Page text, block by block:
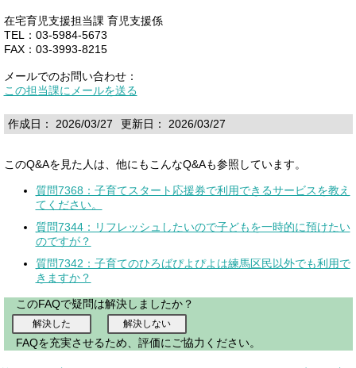
在宅育児支援担当課 育児支援係
TEL：03-5984-5673
FAX：03-3993-8215
メールでのお問い合わせ：
この担当課にメールを送る
作成日： 2026/03/27 更新日： 2026/03/27
このQ&Aを見た人は、他にもこんなQ&Aも参照しています。
質問7368：子育てスタート応援券で利用できるサービスを教え
てください。
質問7344：リフレッシュしたいので子どもを一時的に預けたい
のですが？
質問7342：子育てのひろばぴよぴよは練馬区民以外でも利用で
きますか？
このFAQで疑問は解決しましたか？
FAQを充実させるため、評価にご協力ください。